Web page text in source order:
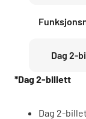
Dag 2-
*Dag 2-billett
Dag 2-